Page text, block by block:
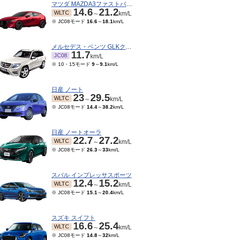
～2021/06
km/L
2019/10～2020/05
マツダ MAZDA3ファストバック
WLTC 14.6～21.2km/L
※ JC08モード 16.6～18.1km/L
メルセデス・ベンツ GLKクラス
JC08 11.7km/L
※ 10・15モード 9～9.1km/L
日産 ノート
WLTC 23～29.5km/L
※ JC08モード 14.4～38.2km/L
日産 ノートオーラ
WLTC 22.7～27.2km/L
※ JC08モード 26.3～33km/L
スバル インプレッサスポーツ
WLTC 12.4～ 15.2km/L
※ JC08モード 15.1 ～20.4km/L
スズキ スイフト
WLTC 16.6～25.4km/L
※ JC08モード 14.8～32km/L